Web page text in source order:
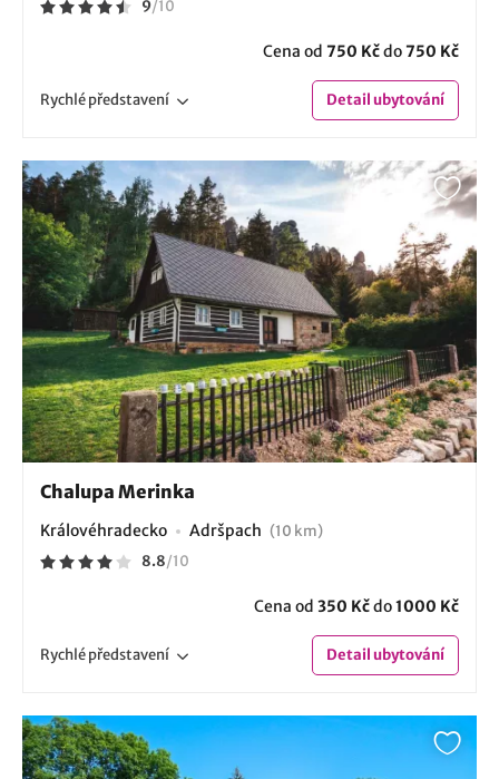
9/10
Cena od 750 Kčdo750 Kč
Rychlépředstavení Detailubytování
Chalupa Merinka
Královéhradecko Adršpach (10 km)
8.8/10
Cena od 350 Kčdo1000 Kč
Rychlépředstavení Detailubytování